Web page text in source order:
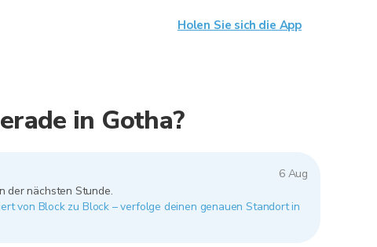
in Gotha?
6 Aug
der nächsten Stunde.
von Block zu Block – verfolge deinen genauen Standort in
Holen Sie sich die App